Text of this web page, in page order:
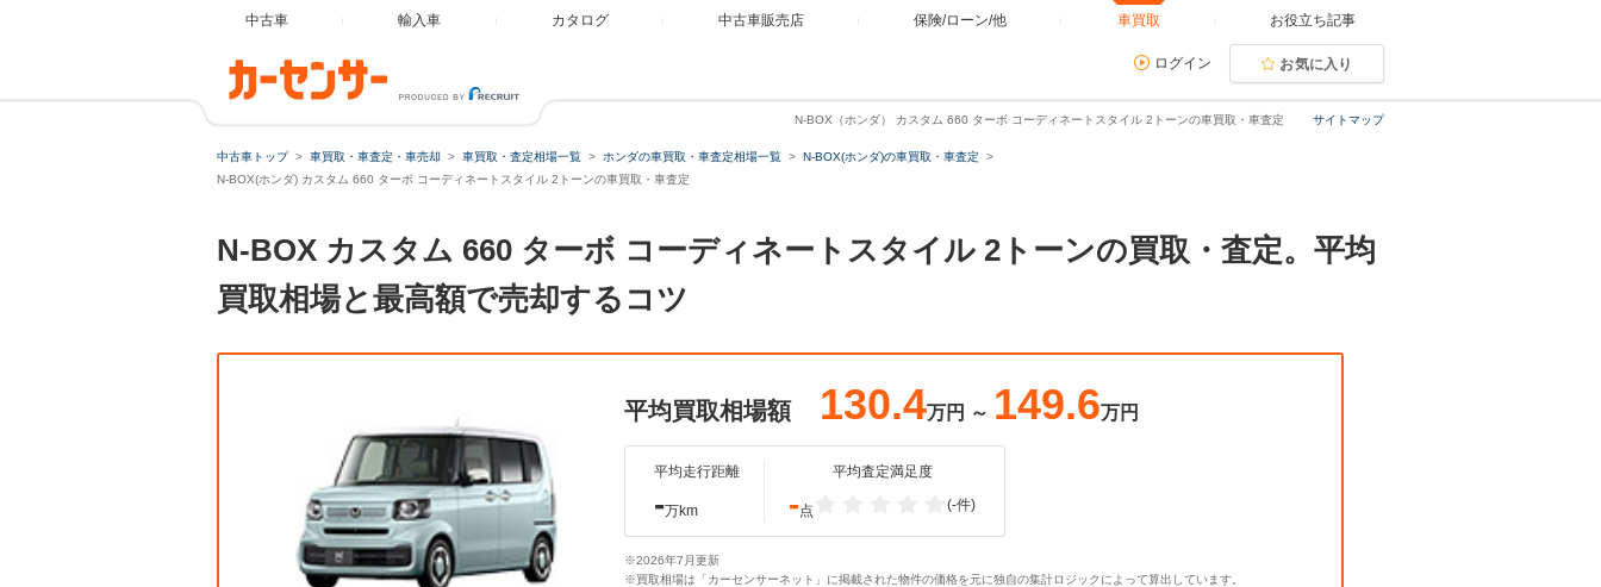
中古車 輸入車 カタログ 中古車販売店 保険/ローン/他 車買取 お役立ち記事
ログイン お気に入り
サイトマップ
N-BOX（ホンダ） カスタム 660 ターボ コーディネートスタイル 2トーンの車買取・車査定
中古車トップ 車買取・車査定・車売却 車買取・査定相場一覧 ホンダの車買取・車査定相場一覧
N-BOX(ホンダ)の車買取・車査定
N-BOX(ホンダ) カスタム 660 ターボ コーディネートスタイル 2トーンの車買取・車査定
N-BOX カスタム 660 ターボ コーディネートスタイル 2トーンの買取・査定。平均
買取相場と最高額で売却するコツ
平均買取相場額 130.4万円 ～ 149.6万円
平均走行距離
-万km
平均査定満足度
-点 (-件)
※2026年7月更新
※買取相場は「カーセンサーネット」に掲載された物件の価格を元に独自の集計ロジックによって算出しています。